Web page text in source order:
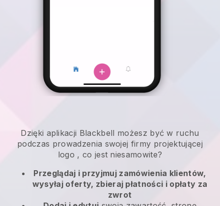
Dzięki aplikacji Blackbell możesz być w ruchu
podczas prowadzenia swojej firmy projektującej
logo , co jest niesamowite?
Przeglądaj i przyjmuj zamówienia klientów,
wysyłaj oferty, zbieraj płatności i opłaty za
zwrot